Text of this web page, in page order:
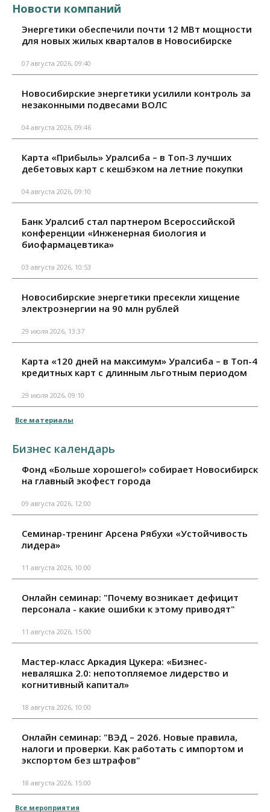
Новости компаний
Энергетики обеспечили почти 12 МВт мощности
для новых жилых кварталов в Новосибирске
07 августа 2026, 09:40
Новосибирские энергетики усилили контроль за
незаконными подвесами ВОЛС
04 августа 2026, 09:46
Карта «Прибыль» Уралсиба – в Топ-3 лучших
дебетовых карт с кешбэком на летние покупки
04 августа 2026, 09:10
Банк Уралсиб стал партнером Всероссийской
конференции «Инженерная биология и
биофармацевтика»
03 августа 2026, 10:53
Новосибирские энергетики пресекли хищение
электроэнергии на 90 млн рублей
29 июля 2026, 13:37
Карта «120 дней на максимум» Уралсиба – в Топ-4
кредитных карт с длинным льготным периодом
29 июля 2026, 09:10
Все материалы
Бизнес календарь
Фонд «Больше хорошего!» собирает Новосибирск
на главный экофест города
09 августа 2026, 12:00
Семинар-тренинг Арсена Рябухи «Устойчивость
лидера»
11 августа 2026, 10:00
Онлайн семинар: "Почему возникает дефицит
персонала - какие ошибки к этому приводят"
11 августа 2026, 15:00
Мастер-класс Аркадия Цукера: «Бизнес-
неваляшка 2.0: непотопляемое лидерство и
когнитивный капитал»
18 августа 2026, 10:00
Онлайн семинар: "ВЭД – 2026. Новые правила,
налоги и проверки. Как работать с импортом и
экспортом без штрафов"
18 августа 2026, 15:00
Все мероприятия